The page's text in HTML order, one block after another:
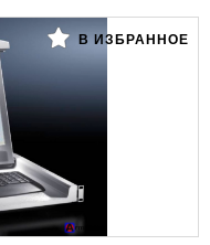
В ИЗБРАННОЕ